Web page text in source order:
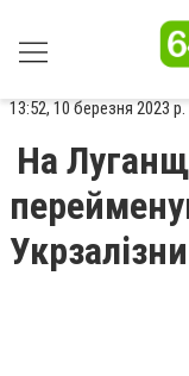
13:52, 10 березня 2023 р.
На